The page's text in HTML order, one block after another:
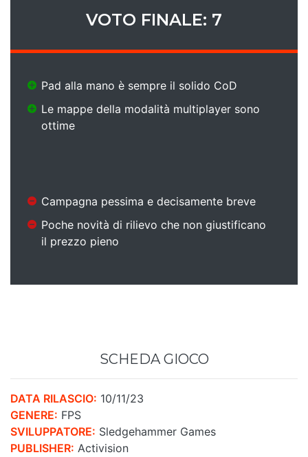
VOTO FINALE: 7
Pad alla mano è sempre il solido CoD
Le mappe della modalità multiplayer sono
ottime
Campagna pessima e decisamente breve
Poche novità di rilievo che non giustificano
il prezzo pieno
SCHEDA GIOCO
DATA RILASCIO: 10/11/23
GENERE: FPS
SVILUPPATORE: Sledgehammer Games
PUBLISHER: Activision